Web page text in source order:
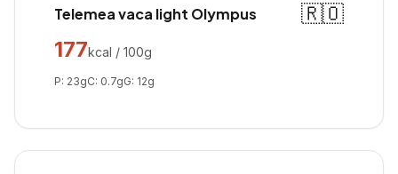
Telemea vaca light Olympus
🇷🇴
177kcal / 100g
P: 23gC: 0.7gG: 12g